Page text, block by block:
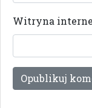
Witryna